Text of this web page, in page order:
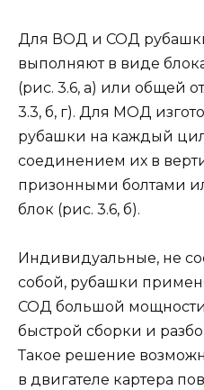
Для ВОД и СОД
выполняют в виде
(рис. 3.6, а) или общей
3.3, б, г). Для МОД
рубашки на каждый
соединением их в
призонными болтами
блок (рис. 3.6, б).
Индивидуальные, не
собой, рубашки
СОД большой
быстрой сборки и
Такое решение
в двигателе картера